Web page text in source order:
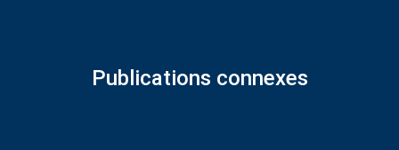
Publications connexes